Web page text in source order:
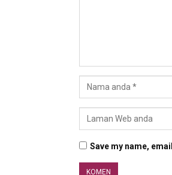
Save my name,